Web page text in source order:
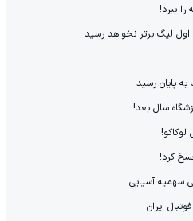
اول لیگ برتر نخواهد رسید
به پایان رسید
سال بعد!
کرد!
سهمیه آسیایی
ایران